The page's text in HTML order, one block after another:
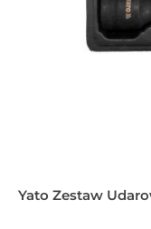
Yato Zestaw